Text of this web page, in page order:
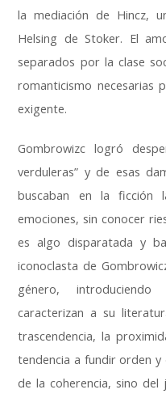
la mediación de Hincz,
Helsing de Stoker. El
separados por la clase
romanticismo necesarias
exigente.
Gombrowizc logró
verduleras” y de esas
buscaban en la ficción
emociones, sin conocer
es algo disparatada y
iconoclasta de
género,
caracterizan a su
trascendencia, la
tendencia a fundir orden y
de la coherencia, sino